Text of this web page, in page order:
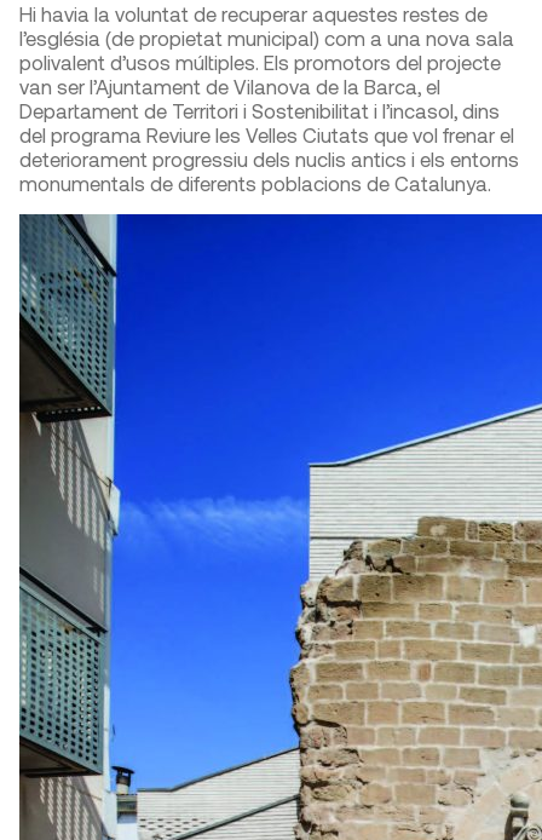
Hi havia la voluntat de recuperar aquestes restes de
l’església (de propietat municipal) com a una nova sala
polivalent d’usos múltiples. Els promotors del projecte
van ser l’Ajuntament de Vilanova de la Barca, el
Departament de Territori i Sostenibilitat i l’incasol, dins
del programa Reviure les Velles Ciutats que vol frenar el
deteriorament progressiu dels nuclis antics i els entorns
monumentals de diferents poblacions de Catalunya.